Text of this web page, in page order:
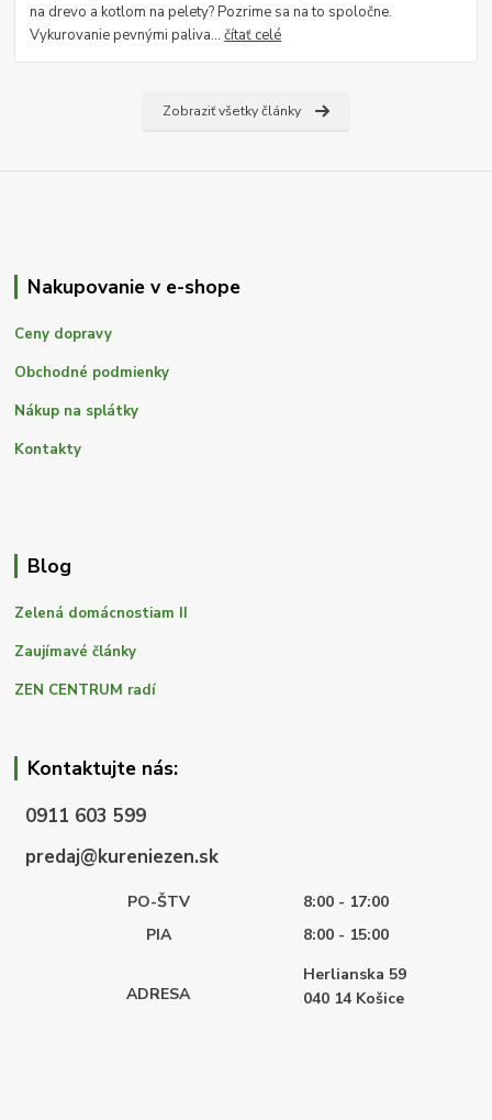
na drevo a kotlom na pelety? Pozrime sa na to spoločne.
Vykurovanie pevnými paliva...čítať celé
Zobraziť všetky články
Nakupovanie v e-shope
Ceny dopravy
Obchodné podmienky
Nákup na splátky
Kontakty
Blog
Zelená domácnostiam II
Zaujímavé články
ZEN CENTRUM radí
Kontaktujte nás:
0911 603 599
predaj@kureniezen.sk
PO-ŠTV
8:00 - 17:00
PIA
8:00 - 15:00
ADRESA
Herlianska 59
040 14 Košice